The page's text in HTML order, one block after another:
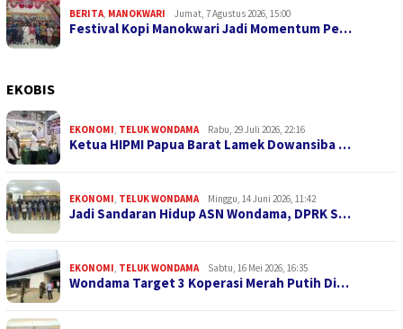
BERITA MANOKWARI Jumat, 7 Agustus 2026, 15:00
Festival Kopi Manokwari Jadi Momentum Pe…
EKOBIS
EKONOMI TELUK WONDAMA Rabu, 29 Juli 2026, 22:16
Ketua HIPMI Papua Barat Lamek Dowansiba …
EKONOMI TELUK WONDAMA Minggu, 14 Juni 2026, 11:42
Jadi Sandaran Hidup ASN Wondama, DPRK S…
EKONOMI TELUK WONDAMA Sabtu, 16 Mei 2026, 16:35
Wondama Target 3 Koperasi Merah Putih Di…